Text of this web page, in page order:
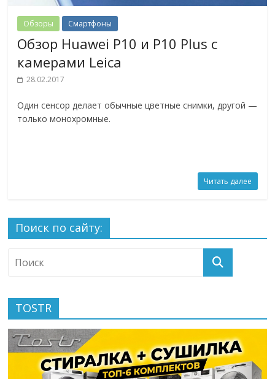
Обзоры Смартфоны
Обзор Huawei P10 и P10 Plus с
камерами Leica
28.02.2017
Один сенсор делает обычные цветные снимки, другой —
только монохромные.
Читать далее
Поиск по сайту:
TOSTR